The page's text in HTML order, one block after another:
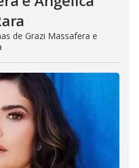
de Grazi Massafera e